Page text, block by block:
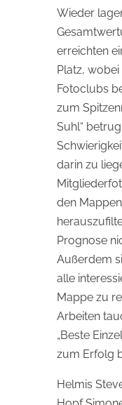
Wieder
erreichten
Platz,
Fotoclubs
zum
Suhl“
darin zu
den
Prognose
Außerdem
alle
Mappe zu
Arbeiten
„Beste
zum Erfolg
Helmis